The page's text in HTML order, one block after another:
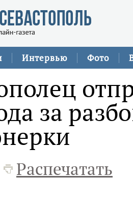
Интервью Фото
за
Распечатать